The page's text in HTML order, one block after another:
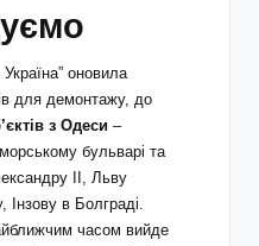
Україна” оновила
для демонтажу, до
з Одеси –
бульварі та
II, Льву
в Болграді.
часом вийде